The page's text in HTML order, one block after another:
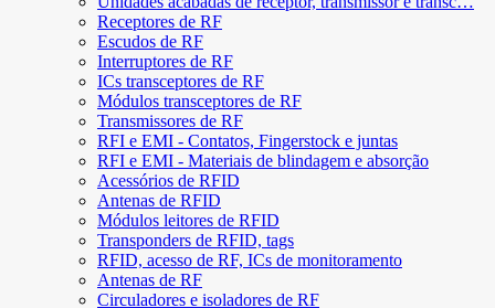
Receptores de RF
Escudos de RF
Interruptores de RF
ICs transceptores de RF
Módulos transceptores de RF
Transmissores de RF
RFI e EMI - Contatos, Fingerstock e juntas
RFI e EMI - Materiais de blindagem e absorção
Acessórios de RFID
Antenas de RFID
Módulos leitores de RFID
Transponders de RFID, tags
RFID, acesso de RF, ICs de monitoramento
Antenas de RF
Circuladores e isoladores de RF